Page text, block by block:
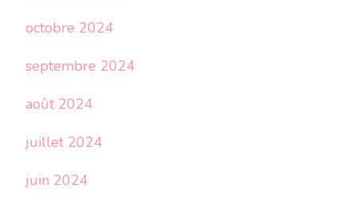
octobre 2024
septembre 2024
août 2024
juillet 2024
juin 2024